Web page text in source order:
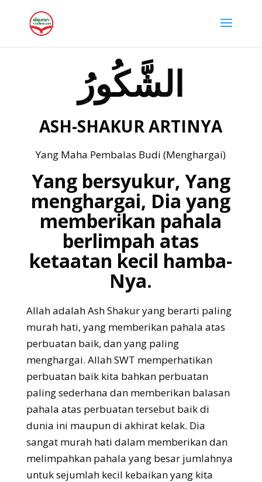
الشَّكُورُ
ASH-SHAKUR ARTINYA
Yang Maha Pembalas Budi (Menghargai)
Yang bersyukur, Yang
menghargai, Dia yang
memberikan pahala
berlimpah atas
ketaatan kecil hamba-
Nya.
Allah adalah Ash Shakur yang berarti paling
murah hati, yang memberikan pahala atas
perbuatan baik, dan yang paling
menghargai. Allah SWT memperhatikan
perbuatan baik kita bahkan perbuatan
paling sederhana dan memberikan balasan
pahala atas perbuatan tersebut baik di
dunia ini maupun di akhirat kelak. Dia
sangat murah hati dalam memberikan dan
melimpahkan pahala yang besar jumlahnya
untuk sejumlah kecil kebaikan yang kita